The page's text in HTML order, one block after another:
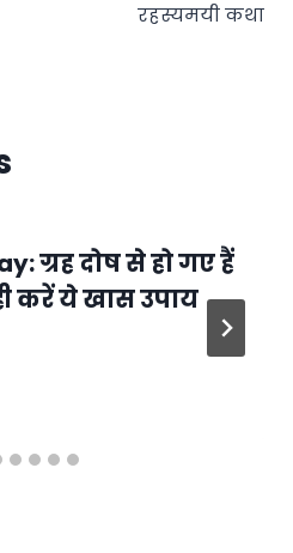
रहस्यमयी कथा
ग्रह दोष से हो गए हैं
करें ये खास उपाय